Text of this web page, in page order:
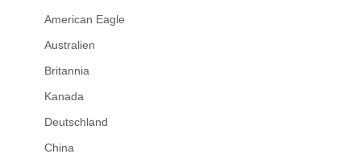
American Eagle
Australien
Britannia
Kanada
Deutschland
China